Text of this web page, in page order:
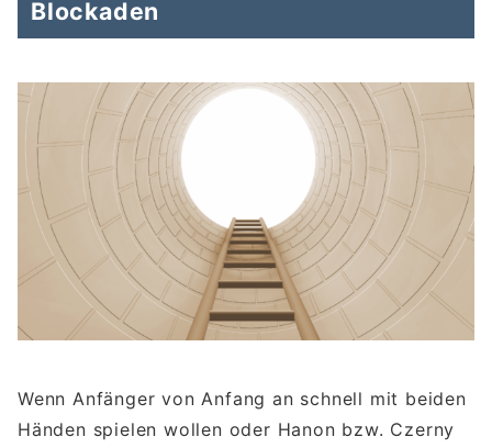
Blockaden
Wenn Anfänger von Anfang an schnell mit beiden
Händen spielen wollen oder Hanon bzw. Czerny